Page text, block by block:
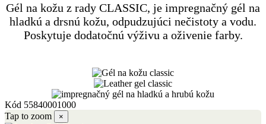
Gél na kožu z rady CLASSIC, je impregnačný gél na
hladkú a drsnú kožu, odpudzujúci nečistoty a vodu.
Poskytuje dodatočnú výživu a oživenie farby.
Kód 55840001000
Tap to zoom
×